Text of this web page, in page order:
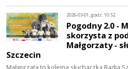
2026-03-01, godz. 10:52
Pogodny 2.0 -
skorzysta z
Małgorzaty -
Szczecin
Małgorzata to kolejna słuchaczka Radia